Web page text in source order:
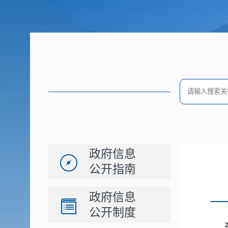
政府信息
公开指南
政府信息
公开制度